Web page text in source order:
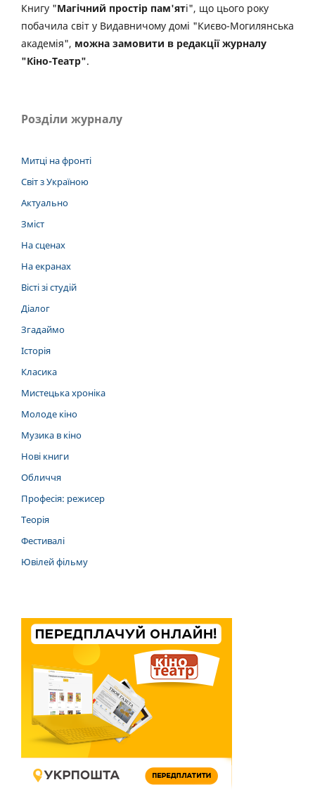
Книгу "Магічний простір пам'яті", що цього року
побачила світ у Видавничому домі "Києво-Могилянська
академія", можна замовити в редакції журналу
"Кіно-Театр".
Розділи журналу
Митці на фронті
Світ з Україною
Актуально
Зміст
На сценах
На екранах
Вісті зі студій
Діалог
Згадаймо
Історія
Класика
Мистецька хроніка
Молоде кіно
Музика в кіно
Нові книги
Обличчя
Професія: режисер
Теорія
Фестивалі
Ювілей фільму